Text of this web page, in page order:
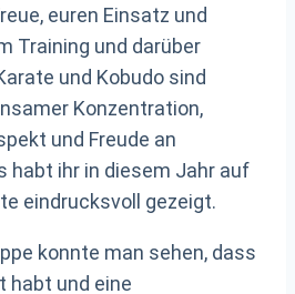
euren Einsatz und
Training und darüber
und Kobudo sind
Konzentration,
und Freude an
habt ihr in diesem Jahr auf
eindrucksvoll gezeigt.
konnte man sehen, dass
habt und eine